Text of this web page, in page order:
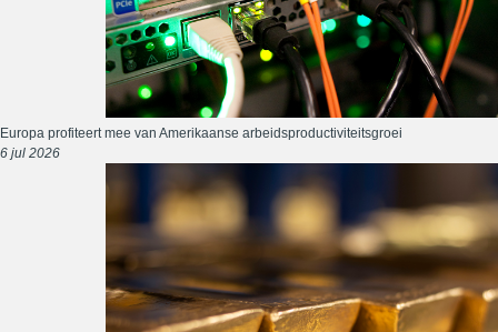
Europa profiteert mee van Amerikaanse arbeidsproductiviteitsgroei
6 jul 2026